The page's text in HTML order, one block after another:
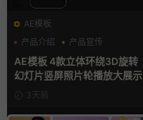
AE模板
产品介绍
产品宣传
产品展示
AE模板 4款立体环绕3D旋转
幻灯片竖屏照片轮播放大展示
3天前